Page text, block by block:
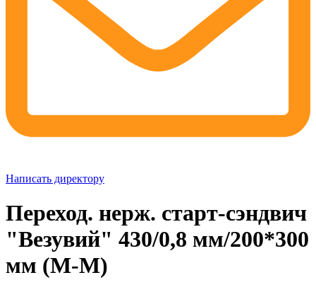
Написать директору
Переход. нерж. старт-сэндвич
"Везувий" 430/0,8 мм/200*300
мм (М-М)